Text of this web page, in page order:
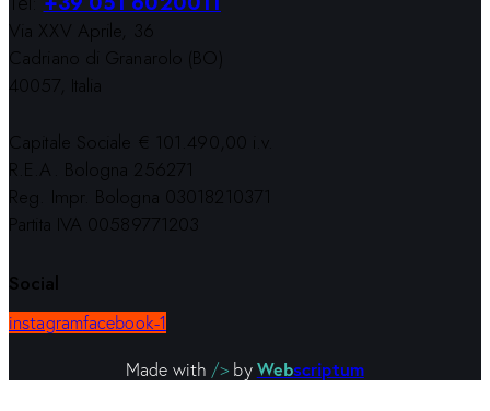
Via XXV Aprile, 36
Cadriano di Granarolo (BO)
40057, Italia
Capitale Sociale € 101.490,00 i.v.
R.E.A. Bologna 256271
Reg. Impr. Bologna 03018210371
Partita IVA 00589771203
Social
instagramfacebook-1
Made with /> by Webscriptum